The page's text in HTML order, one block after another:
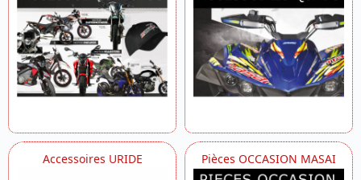
Accessoires URIDE Pièces OCCASION MASAI